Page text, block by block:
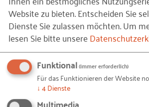
FACHARTIKEL
Website zu bieten. Entscheiden Sie
Dienste Sie zulassen möchten.Um
lesen Sie bitte unsere
Funktional(immer erforderlich)
Für das Funktionieren der Website
↓ 4Dienste